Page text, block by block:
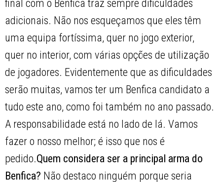
final com o Benfica traz sempre dificuldades
adicionais. Não nos esqueçamos que eles têm
uma equipa fortíssima, quer no jogo exterior,
quer no interior, com várias opções de utilização
de jogadores. Evidentemente que as dificuldades
serão muitas, vamos ter um Benfica candidato a
tudo este ano, como foi também no ano passado.
A responsabilidade está no lado de lá. Vamos
fazer o nosso melhor; é isso que nos é
pedido.Quem considera ser a principal arma do
Benfica? Não destaco ninguém porque seria